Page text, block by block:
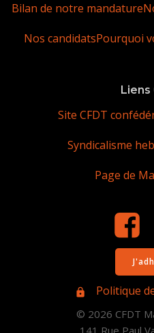
Bilan de notre mandature
Nos candidatsPourquoi
Liens
Site CFDT
Syndicalisme
Page de
Politique
© 2026 CFDT
141 Rue Paul